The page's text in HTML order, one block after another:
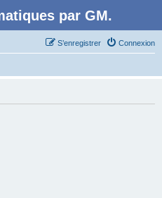
par GM.
Connexion
S’enregistrer